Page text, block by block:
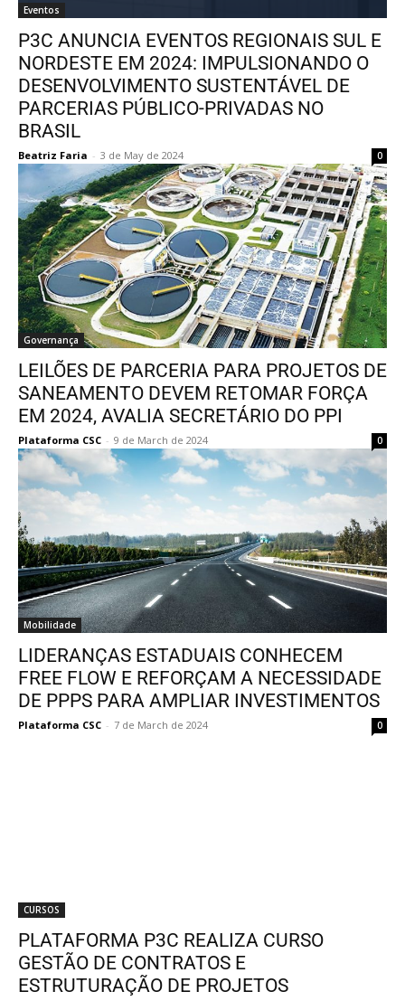
Eventos
P3C ANUNCIA EVENTOS REGIONAIS SUL E
NORDESTE EM 2024: IMPULSIONANDO O
DESENVOLVIMENTO SUSTENTÁVEL DE
PARCERIAS PÚBLICO-PRIVADAS NO
BRASIL
Beatriz Faria - 3 de May de 2024 0
Governança
LEILÕES DE PARCERIA PARA PROJETOS DE
SANEAMENTO DEVEM RETOMAR FORÇA
EM 2024, AVALIA SECRETÁRIO DO PPI
Plataforma CSC - 9 de March de 2024 0
Mobilidade
LIDERANÇAS ESTADUAIS CONHECEM
FREE FLOW E REFORÇAM A NECESSIDADE
DE PPPS PARA AMPLIAR INVESTIMENTOS
Plataforma CSC - 7 de March de 2024 0
CURSOS
PLATAFORMA P3C REALIZA CURSO
GESTÃO DE CONTRATOS E
ESTRUTURAÇÃO DE PROJETOS